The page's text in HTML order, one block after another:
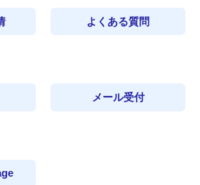
よくある質問
メール受付